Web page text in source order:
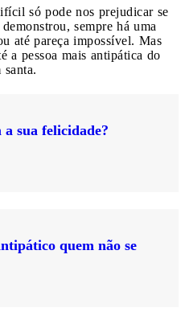
só pode nos prejudicar se
sempre há uma
até pareça impossível. Mas
a pessoa mais antipática do
a sua felicidade?
quem não se